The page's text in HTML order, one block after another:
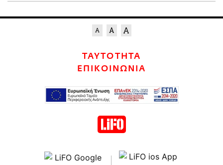
ΤΑΥΤΟΤΗΤΑ
ΕΠΙΚΟΙΝΩΝΙΑ